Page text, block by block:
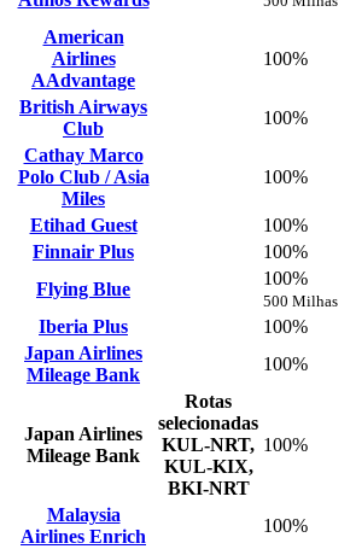
American
Airlines
AAdvantage
100%
British Airways
Club
100%
Cathay Marco
Polo Club / Asia
Miles
100%
Etihad Guest 100%
Finnair Plus
100%
Flying Blue
100%
500 Milhas
Iberia Plus 100%
Japan Airlines
Mileage Bank
100%
Japan Airlines
Mileage Bank
Rotas
selecionadas
KUL-NRT,
KUL-KIX,
BKI-NRT
100%
Malaysia
Airlines Enrich
100%